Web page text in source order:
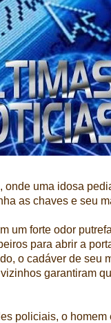
onde uma idosa
as chaves e seu
um forte odor
para abrir a
o cadáver de seu
garantiram
policiais, o